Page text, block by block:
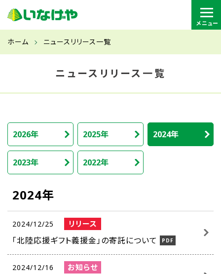
ホーム ニュースリリース一覧
ニュースリリース一覧
2026年 2025年 2024年
2023年 2022年
2024年
2024/12/25 リリース
「北陸応援ギフト義援金」の寄託について
2024/12/16 お知らせ